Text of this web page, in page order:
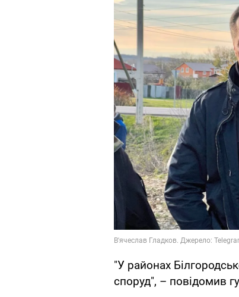
"У районах
споруд", – повідомив